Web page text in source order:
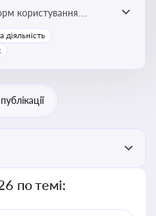
користування
володіння та
різних форм
діяльність
по темі: